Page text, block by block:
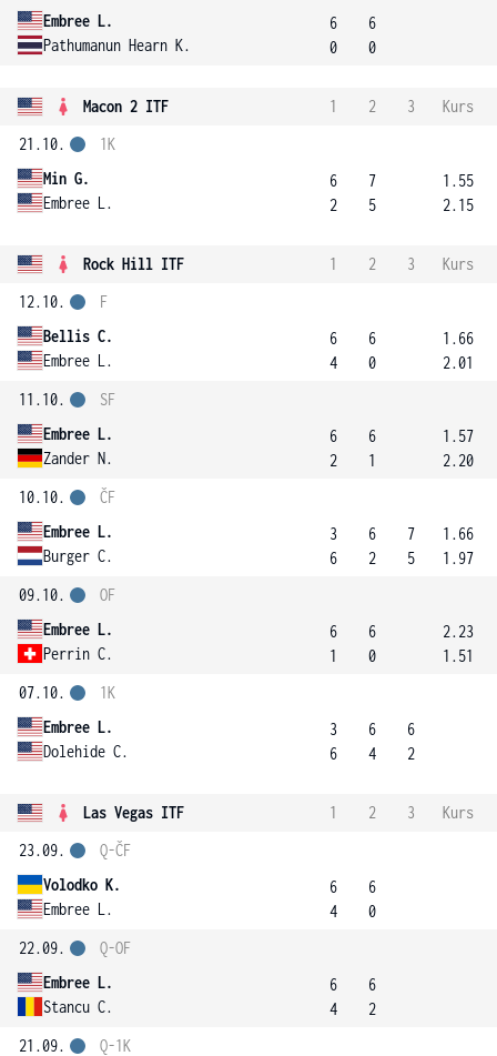
Embree L.
Pathumanun Hearn K.
6
0
6
0
Macon 2 ITF 1 2 3
Kurs
21.10.
Min G.
Embree L.
1K
6
2
7
5
1.55
2.15
Rock Hill ITF 1 2 3
Kurs
12.10.
Bellis C.
Embree L.
F
6
4
6
0
1.66
2.01
11.10.
Embree L.
Zander N.
SF
6
2
6
1
1.57
2.20
10.10.
Embree L.
Burger C.
ČF
3
6
6
2
7
5
1.66
1.97
09.10.
Embree L.
Perrin C.
OF
6
1
6
0
2.23
1.51
07.10.
Embree L.
Dolehide C.
1K
3
6
6
4
6
2
Las Vegas ITF 1 2 3
Kurs
23.09.
Volodko K.
Embree L.
Q-ČF
6
4
6
0
22.09.
Embree L.
Stancu C.
Q-OF
6
4
6
2
21.09.
Q-1K